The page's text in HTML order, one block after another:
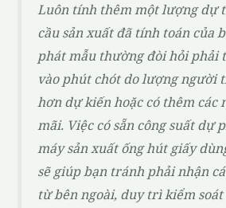
Luôn tính thêm một lượng dự
cầu sản xuất đã tính toán của
phát mẫu thường đòi hỏi phải
vào phút chót do lượng người
hơn dự kiến hoặc có thêm các
mãi. Việc có sẵn công suất dự
máy sản xuất ống hút giấy
sẽ giúp bạn tránh phải nhận
từ bên ngoài, duy trì kiểm